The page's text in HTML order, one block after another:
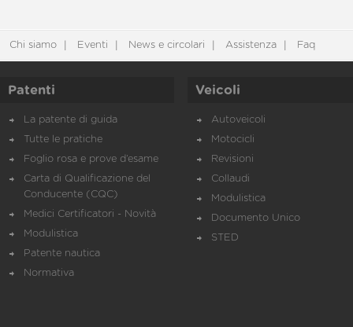
Chi siamo Eventi News e circolari Assistenza Faq
Patenti
La patente di guida
Tutte le pratiche
Foglio rosa e prove d’esame
Carta di Qualificazione del
Conducente (CQC)
Medici Certificatori - Novità
Modulistica
Patente nautica
Normativa
Veicoli
Autoveicoli
Motocicli
Revisioni
Collaudi
Modulistica
Documento Unico
STED